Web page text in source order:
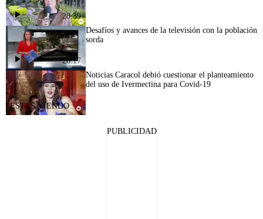
28:39
28:17
Desafíos y avances de la televisión con la población
sorda
Noticias Caracol debió cuestionar el planteamiento
del uso de Ivermectina para Covid-19
PUBLICIDAD